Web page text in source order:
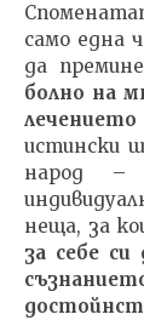
само една
да
болно на
истински
народ –
неща, за
за себе